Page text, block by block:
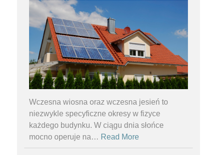
Wczesna wiosna oraz wczesna jesień to
niezwykle specyficzne okresy w fizyce
każdego budynku. W ciągu dnia słońce
mocno operuje na… Read More